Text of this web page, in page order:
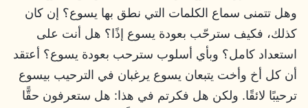
وهل تتمنى سماع الكلمات التي نطق بها يسوع؟ إن كان
كذلك، فكيف سترحّب بعودة يسوع إذًا؟ هل أنت على
استعداد كامل؟ وبأي أسلوب سترحب بعودة يسوع؟ أعتقد
أن كل أخ وأخت يتبعان يسوع يرغبان في الترحيب بيسوع
ترحيبًا لائقًا. ولكن هل فكرتم في هذا: هل ستعرفون حقًّا